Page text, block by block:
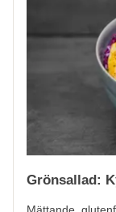
Grönsallad: